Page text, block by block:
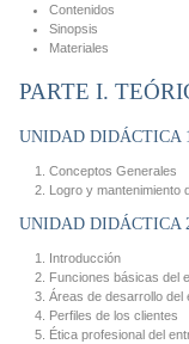
Contenidos
Sinopsis
Materiales
PARTE I.
UNIDAD DIDÁCTICA
Conceptos Generales
Logro y mantenimiento
UNIDAD DIDÁCTICA
Introducción
Funciones básicas del
Áreas de desarrollo del
Perfiles de los clientes
Ética profesional del